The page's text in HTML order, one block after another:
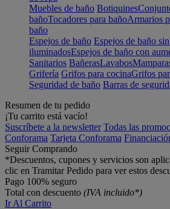
Muebles de baño Botiquines
bañoTocadores para bañoArmarios
baño
Espejos de baño Espejos de baño
iluminadosEspejos de baño con
Sanitarios BañerasLavabos
Grifería Grifos para cocinaGrifos
Seguridad de baño Barras de
Resumen de tu pedido
¡Tu carrito está vacío!
Suscríbete a la newsletter Todas las
Conforama Tarjeta Conforama
Seguir Comprando
*Descuentos, cupones y servicios son
clic en Tramitar Pedido para ver estos
Pago 100% seguro
Total con descuento (IVA incluido*)
Ir Al Carrito